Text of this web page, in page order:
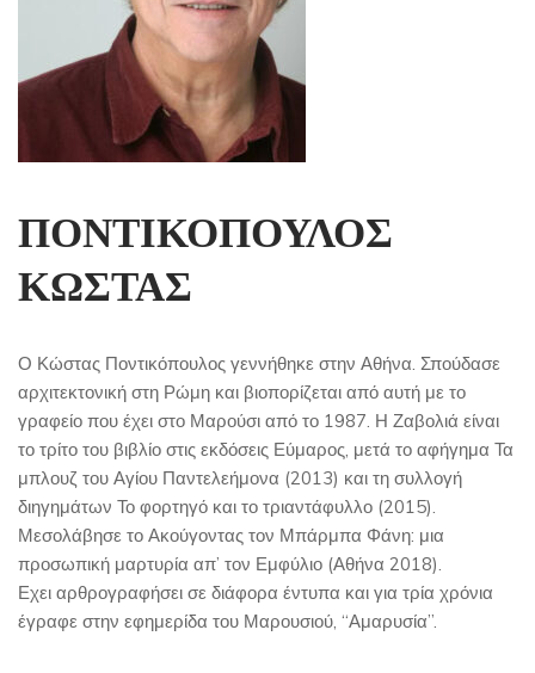
ΠΟΝΤΙΚΟΠΟΥΛΟΣ
ΚΩΣΤΑΣ
Ο Κώστας Ποντικόπουλος γεννήθηκε στην Αθήνα. Σπούδασε
αρχιτεκτονική στη Ρώμη και βιοπορίζεται από αυτή με το
γραφείο που έχει στο Μαρούσι από το 1987. Η Ζαβολιά είναι
το τρίτο του βιβλίο στις εκδόσεις Εύμαρος, μετά το αφήγημα Τα
μπλουζ του Αγίου Παντελεήμονα (2013) και τη συλλογή
διηγημάτων Το φορτηγό και το τριαντάφυλλο (2015).
Μεσολάβησε το Ακούγοντας τον Μπάρμπα Φάνη: μια
προσωπική μαρτυρία απ’ τον Εμφύλιο (Αθήνα 2018).
Εχει αρθρογραφήσει σε διάφορα έντυπα και για τρία χρόνια
έγραφε στην εφημερίδα του Μαρουσιού, “Αμαρυσία”.